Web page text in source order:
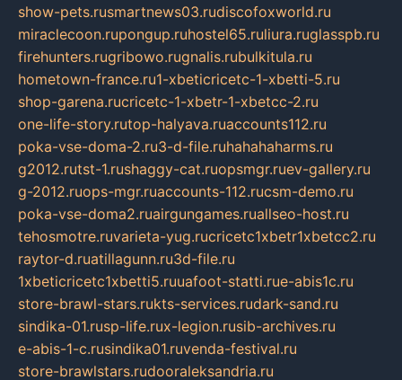
show-pets.rusmartnews03.rudiscofoxworld.ru
miraclecoon.rupongup.ruhostel65.ruliura.ruglasspb.ru
firehunters.rugribowo.rugnalis.rubulkitula.ru
hometown-france.ru1-xbeticricetc-1-xbetti-5.ru
shop-garena.rucricetc-1-xbetr-1-xbetcc-2.ru
one-life-story.rutop-halyava.ruaccounts112.ru
poka-vse-doma-2.ru3-d-file.ruhahahaharms.ru
g2012.rutst-1.rushaggy-cat.ruopsmgr.ruev-gallery.ru
g-2012.ruops-mgr.ruaccounts-112.rucsm-demo.ru
poka-vse-doma2.ruairgungames.ruallseo-host.ru
tehosmotre.ruvarieta-yug.rucricetc1xbetr1xbetcc2.ru
raytor-d.ruatillagunn.ru3d-file.ru
1xbeticricetc1xbetti5.ruuafoot-statti.rue-abis1c.ru
store-brawl-stars.rukts-services.rudark-sand.ru
sindika-01.rusp-life.rux-legion.rusib-archives.ru
e-abis-1-c.rusindika01.ruvenda-festival.ru
store-brawlstars.rudooraleksandria.ru